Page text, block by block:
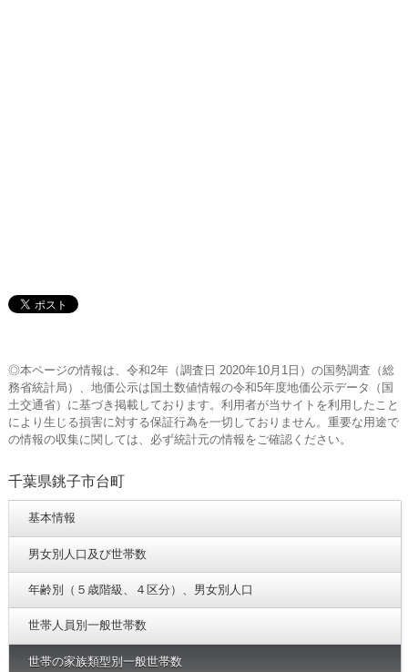
◎本ページの情報は、令和2年（調査日 2020年10月1日）の国勢調査（総
務省統計局）、地価公示は国土数値情報の令和5年度地価公示データ（国
土交通省）に基づき掲載しております。利用者が当サイトを利用したこと
により生じる損害に対する保証行為を一切しておりません。重要な用途で
の情報の収集に関しては、必ず統計元の情報をご確認ください。
千葉県銚子市台町
基本情報
男女別人口及び世帯数
年齢別（５歳階級、４区分）、男女別人口
世帯人員別一般世帯数
世帯の家族類型別一般世帯数